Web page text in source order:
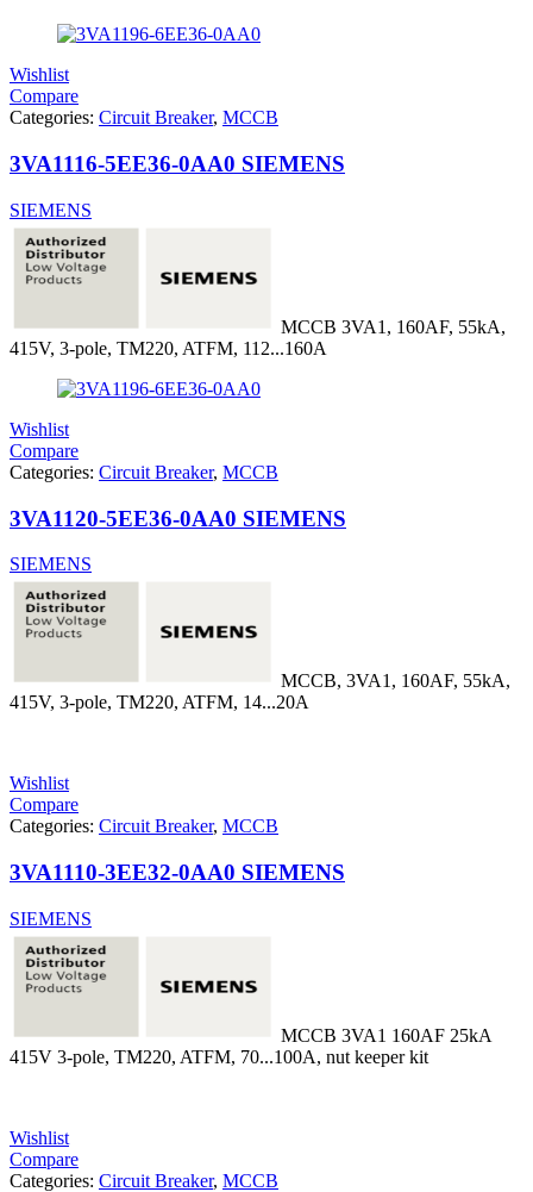
Wishlist
Compare
Categories: Circuit Breaker, MCCB
3VA1116-5EE36-0AA0 SIEMENS
SIEMENS
MCCB 3VA1, 160AF, 55kA,
415V, 3-pole, TM220, ATFM, 112...160A
Wishlist
Compare
Categories: Circuit Breaker, MCCB
3VA1120-5EE36-0AA0 SIEMENS
SIEMENS
MCCB, 3VA1, 160AF, 55kA,
415V, 3-pole, TM220, ATFM, 14...20A
Wishlist
Compare
Categories: Circuit Breaker, MCCB
3VA1110-3EE32-0AA0 SIEMENS
SIEMENS
MCCB 3VA1 160AF 25kA
415V 3-pole, TM220, ATFM, 70...100A, nut keeper kit
Wishlist
Compare
Categories: Circuit Breaker, MCCB